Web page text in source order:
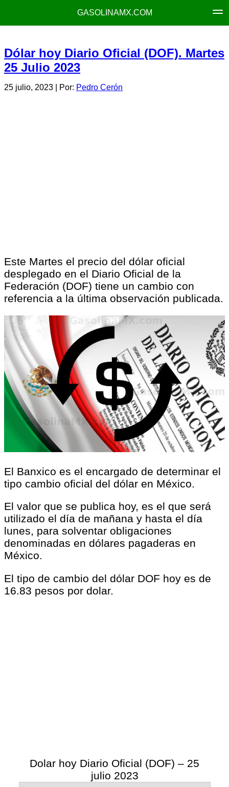
GASOLINAMX.COM
Dólar hoy Diario Oficial (DOF). Martes
25 Julio 2023
25 julio, 2023 | Por: Pedro Cerón
Este Martes el precio del dólar oficial
desplegado en el Diario Oficial de la
Federación (DOF) tiene un cambio con
referencia a la última observación publicada.
El Banxico es el encargado de determinar el
tipo cambio oficial del dólar en México.
El valor que se publica hoy, es el que será
utilizado el día de mañana y hasta el día
lunes, para solventar obligaciones
denominadas en dólares pagaderas en
México.
El tipo de cambio del dólar DOF hoy es de
16.83 pesos por dolar.
Dolar hoy Diario Oficial (DOF) – 25
julio 2023